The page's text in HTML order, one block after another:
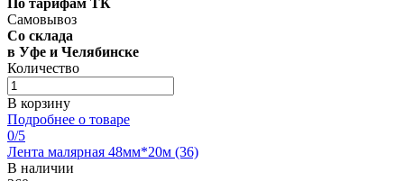
Самовывоз
Со склада
в Уфе и Челябинске
Количество
В корзину
Подробнее о товаре
0/5
Лента малярная 48мм*20м (36)
В наличии